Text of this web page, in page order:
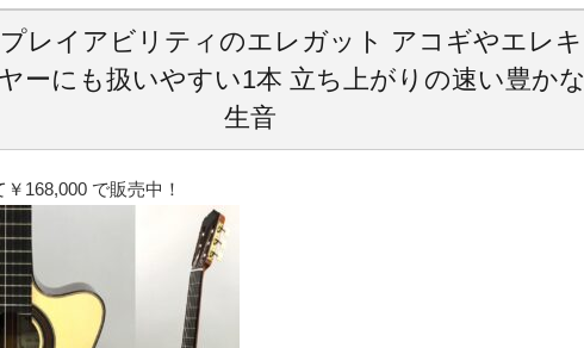
レイアビリティのエレガット アコギやエレキ
ーにも扱いやすい1本 立ち上がりの速い豊かな
生音
168,000 で販売中！